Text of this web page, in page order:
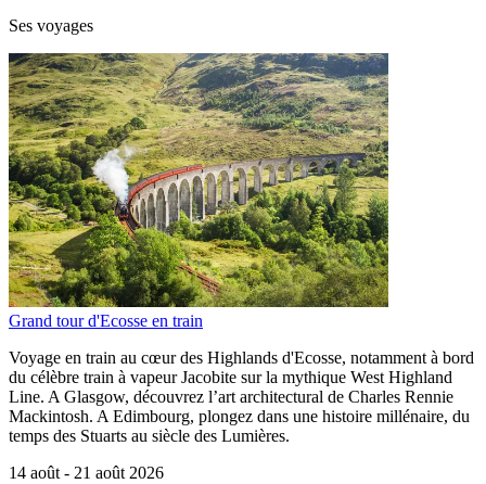
Ses voyages
Grand tour d'Ecosse en train
Voyage en train au cœur des Highlands d'Ecosse, notamment à bord
du célèbre train à vapeur Jacobite sur la mythique West Highland
Line. A Glasgow, découvrez l’art architectural de Charles Rennie
Mackintosh. A Edimbourg, plongez dans une histoire millénaire, du
temps des Stuarts au siècle des Lumières.
14 août - 21 août 2026